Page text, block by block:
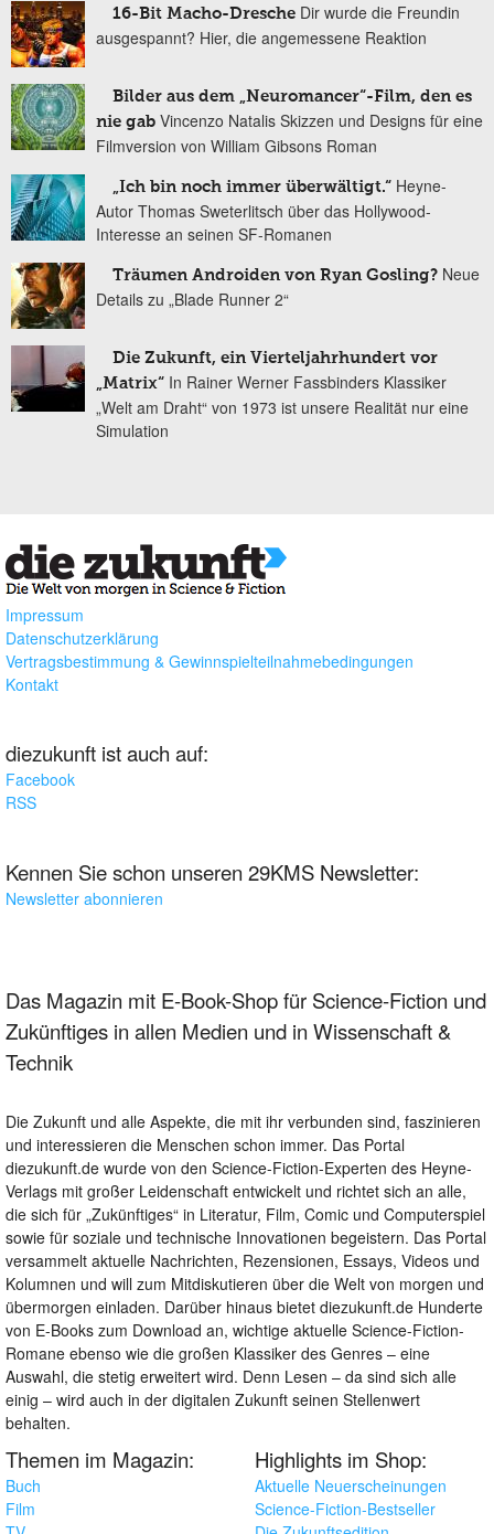
16-Bit Macho-Dresche Dir wurde die Freundin
ausgespannt? Hier, die angemessene Reaktion
Bilder aus dem „Neuromancer“-Film, den es
nie gab Vincenzo Natalis Skizzen und Designs für eine
Filmversion von William Gibsons Roman
„Ich bin noch immer überwältigt.“ Heyne-
Autor Thomas Sweterlitsch über das Hollywood-
Interesse an seinen SF-Romanen
Träumen Androiden von Ryan Gosling? Neue
Details zu „Blade Runner 2“
Die Zukunft, ein Vierteljahrhundert vor
„Matrix“ In Rainer Werner Fassbinders Klassiker
„Welt am Draht“ von 1973 ist unsere Realität nur eine
Simulation
Impressum
Datenschutzerklärung
Vertragsbestimmung & Gewinnspielteilnahmebedingungen
Kontakt
diezukunft ist auch auf:
Facebook
RSS
Kennen Sie schon unseren 29KMS Newsletter:
Newsletter abonnieren
Das Magazin mit E-Book-Shop für Science-Fiction und
Zukünftiges in allen Medien und in Wissenschaft &
Technik
Die Zukunft und alle Aspekte, die mit ihr verbunden sind, faszinieren
und interessieren die Menschen schon immer. Das Portal
diezukunft.de wurde von den Science-Fiction-Experten des Heyne-
Verlags mit großer Leidenschaft entwickelt und richtet sich an alle,
die sich für „Zukünftiges“ in Literatur, Film, Comic und Computerspiel
sowie für soziale und technische Innovationen begeistern. Das Portal
versammelt aktuelle Nachrichten, Rezensionen, Essays, Videos und
Kolumnen und will zum Mitdiskutieren über die Welt von morgen und
übermorgen einladen. Darüber hinaus bietet diezukunft.de Hunderte
von E-Books zum Download an, wichtige aktuelle Science-Fiction-
Romane ebenso wie die großen Klassiker des Genres – eine
Auswahl, die stetig erweitert wird. Denn Lesen – da sind sich alle
einig – wird auch in der digitalen Zukunft seinen Stellenwert
behalten.
Themen im Magazin:
Buch
Film
Highlights im Shop:
Aktuelle Neuerscheinungen
Science-Fiction-Bestseller